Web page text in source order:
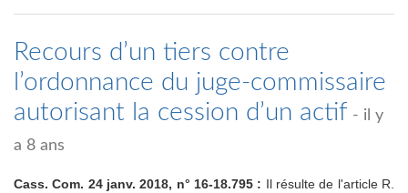
Recours d’un tiers contre
l’ordonnance du juge-commissaire
autorisant la cession d’un actif - il y
a 8 ans
Cass. Com. 24 janv. 2018, n° 16-18.795 : Il résulte de l'article R.